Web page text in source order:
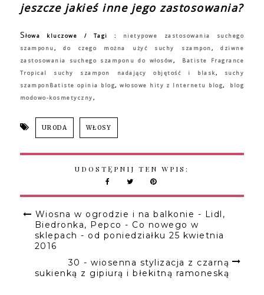
jeszcze jakieś inne jego zastosowania?
Słowa kluczowe / Tagi : nietypowe zastosowania suchego
szamponu,do czego można użyć suchy szampon,dziwne
zastosowania suchego szamponu do włosów, Batiste Fragrance
Tropical suchy szampon nadający objętość i blask, suchy
szamponBatiste opinia blog,włosowe hity z Internetu blog,
blog
modowo-kosmetyczny,
URODA WŁOSY
UDOSTĘPNIJ TEN WPIS:
Wiosna w ogrodzie i na balkonie - Lidl,
Biedronka, Pepco - Co nowego w
sklepach - od poniedziałku 25 kwietnia
2016
30 - wiosenna stylizacja z czarną
sukienką z gipiurą i błekitną ramoneską